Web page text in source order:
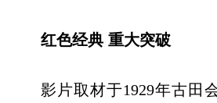
红色经典 重大突破
影片取材于1929年古田